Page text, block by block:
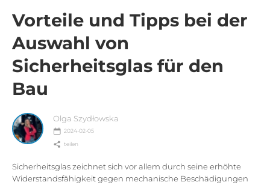
Vorteile und Tipps bei der
Auswahl von
Sicherheitsglas für den
Bau
Olga Szydłowska
2024-02-05
teilen
Sicherheitsglas zeichnet sich vor allem durch seine erhöhte
Widerstandsfähigkeit gegen mechanische Beschädigungen